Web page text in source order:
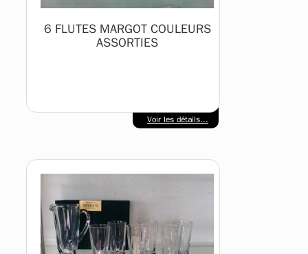
6 FLUTES MARGOT COULEURS
ASSORTIES
Voir les détails...